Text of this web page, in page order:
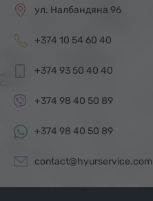
ул. Налбандяна 96
+374 10 54 60 40
+374 93 50 40 40
+374 98 40 50 89
+374 98 40 50 89
contact@hyurservice.com